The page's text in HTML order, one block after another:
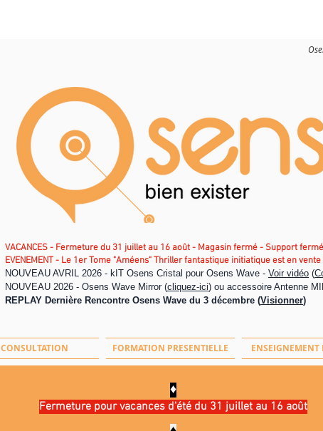
CONSULTATION FORMATION PRESENTIELLE ENSEIGNEMENT
♦️
Fermeture pour vacances d'été du 31 juillet au 16 août
VACANCES - Fermeture du 31 juillet au 16 août - Magasin fermé - Support fermé
EVENEMENT - Le 1er Tome "Améens" Thriller fantastique initiatique est en vente
NOUVEAU AVRIL 2026 - kIT Osens Cristal pour Osens Wave - Voir vidéo (
NOUVEAU 2026 - Osens Wave Mirror (cliquez-ici) ou accessoire Antenne
REPLAY Dernière Rencontre Osens Wave du 3 décembre (Visionner)